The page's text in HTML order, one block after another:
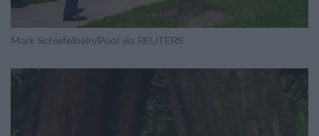
Mark Schiefelbein/Pool via REUTERS